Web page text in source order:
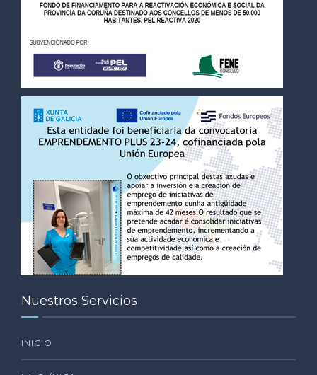
Nuestros Servicios
INICIO